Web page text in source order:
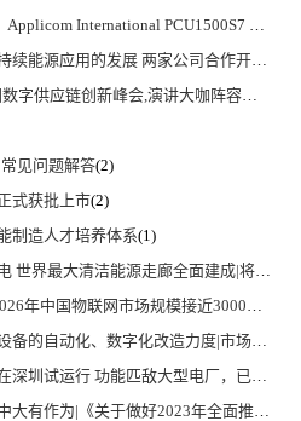
PCU1500S7 PCU 1500 S7 V4.5.0
作开发高性能储能和太阳能组串式逆变器方案 以实现可持续的未来
字供应链创新峰会,演讲大咖阵容官宣
见问题解答(2)
式获批上市(2)
制造人才培养体系(1)
为建设新型能源体系、保障国家能源安全、实现“双碳”目标提供有力支撑
近3000亿美元 智慧工厂、智慧城市、智慧电网等将占60%以上
市场监管总局 工业和信息化部 关于促进企业计量能力提升的指导意见
行 功能匹敌大型电厂，已入选国际典型案例
做好2023年全面推进乡村振兴重点工作的意见》发布